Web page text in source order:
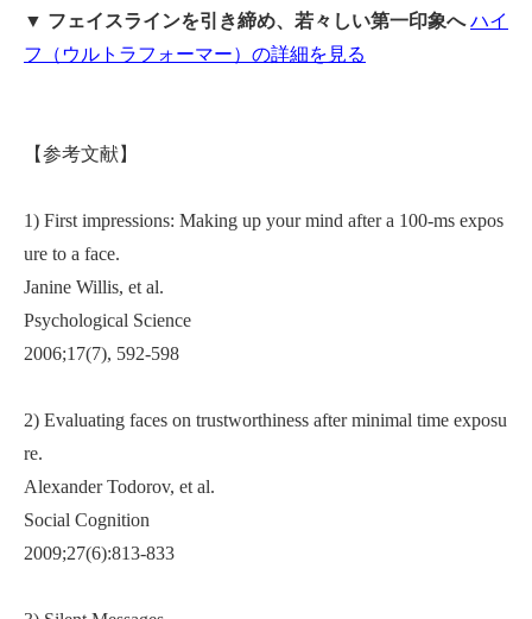
▼ フェイスラインを引き締め、若々しい第一印象へ ハイ
フ（ウルトラフォーマー）の詳細を見る
【参考文献】
1) First impressions: Making up your mind after a 100-ms expos
ure to a face.
Janine Willis, et al.
Psychological Science
2006;17(7), 592-598
2) Evaluating faces on trustworthiness after minimal time exposu
re.
Alexander Todorov, et al.
Social Cognition
2009;27(6):813-833